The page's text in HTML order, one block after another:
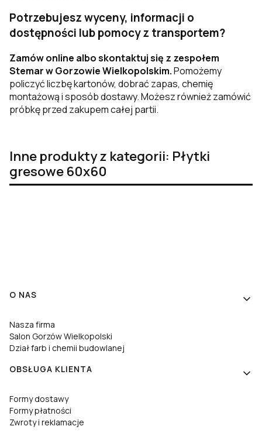
Potrzebujesz wyceny, informacji o
dostępności lub pomocy z transportem?
Zamów online albo skontaktuj się z zespołem
Stemar w Gorzowie Wielkopolskim.Pomożemy
policzyć liczbę kartonów, dobrać zapas, chemię
montażową i sposób dostawy. Możesz również zamówić
próbkę przed zakupem całej partii.
Inne produkty z kategorii: Płytki
gresowe 60x60
Linki w stopce
O NAS
Nasza firma
Salon Gorzów Wielkopolski
Dział farb i chemii budowlanej
OBSŁUGA KLIENTA
Formy dostawy
Formy płatności
Zwroty i reklamacje